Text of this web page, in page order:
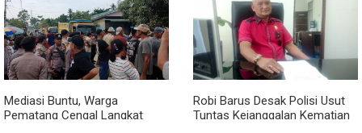
Mediasi Buntu, Warga
Pematang Cengal Langkat
Robi Barus Desak Polisi Usut
Tuntas Kejanggalan Kematian